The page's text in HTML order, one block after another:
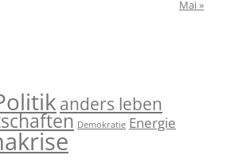
Mai »
anders leben
Demokratie Energie